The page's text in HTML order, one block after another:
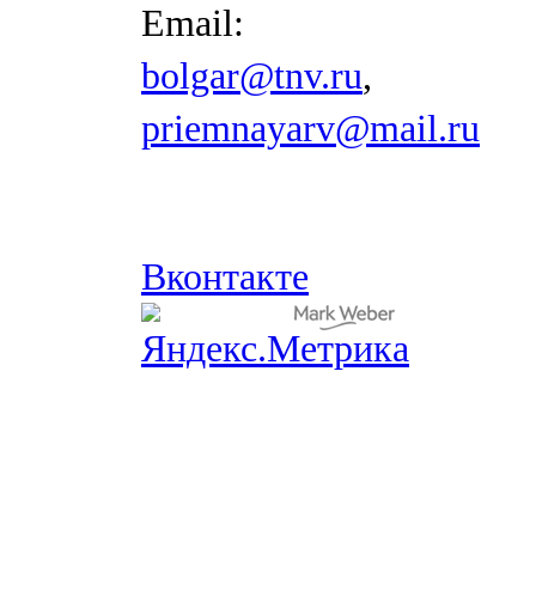
Email:
bolgar@tnv.ru,
priemnayarv@mail.ru
Вконтакте